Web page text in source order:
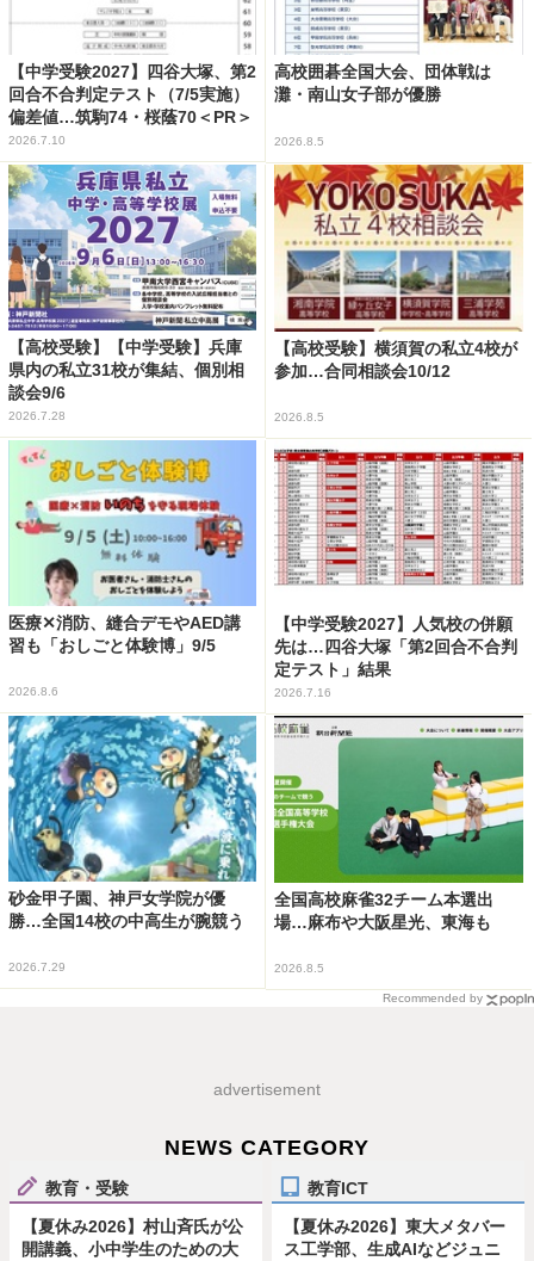
【中学受験2027】四谷大塚、第2
回合不合判定テスト（7/5実施）
偏差値…筑駒74・桜蔭70＜PR＞
2026.7.10
高校囲碁全国大会、団体戦は
灘・南山女子部が優勝
2026.8.5
【高校受験】【中学受験】兵庫
県内の私立31校が集結、個別相
談会9/6
2026.7.28
【高校受験】横須賀の私立4校が
参加…合同相談会10/12
2026.8.5
医療✕消防、縫合デモやAED講
習も「おしごと体験博」9/5
2026.8.6
【中学受験2027】人気校の併願
先は…四谷大塚「第2回合不合判
定テスト」結果
2026.7.16
砂金甲子園、神戸女学院が優
勝…全国14校の中高生が腕競う
2026.7.29
全国高校麻雀32チーム本選出
場…麻布や大阪星光、東海も
2026.8.5
Recommended by
advertisement
NEWS CATEGORY
教育・受験
【夏休み2026】村山斉氏が公
開講義、小中学生のための大
教育ICT
【夏休み2026】東大メタバー
ス工学部、生成AIなどジュニ